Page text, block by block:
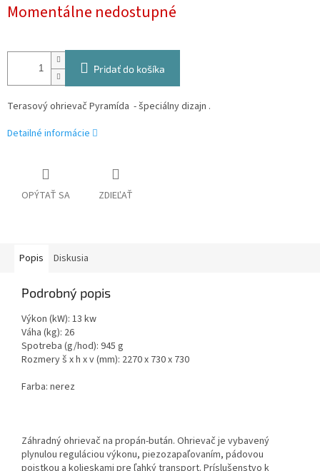
cena:
Momentálne nedostupné
Pridať do košíka
Terasový ohrievač Pyramída - špeciálny dizajn .
Detailné informácie
OPÝTAŤ SA ZDIEĽAŤ
Popis Diskusia
Podrobný popis
Výkon (kW): 13 kw
Váha (kg): 26
Spotreba (g/hod): 945 g
Rozmery š x h x v (mm): 2270 x 730 x 730
Farba: nerez
Záhradný ohrievač na propán-bután. Ohrievač je vybavený
plynulou reguláciou výkonu, piezozapaľovaním, pádovou